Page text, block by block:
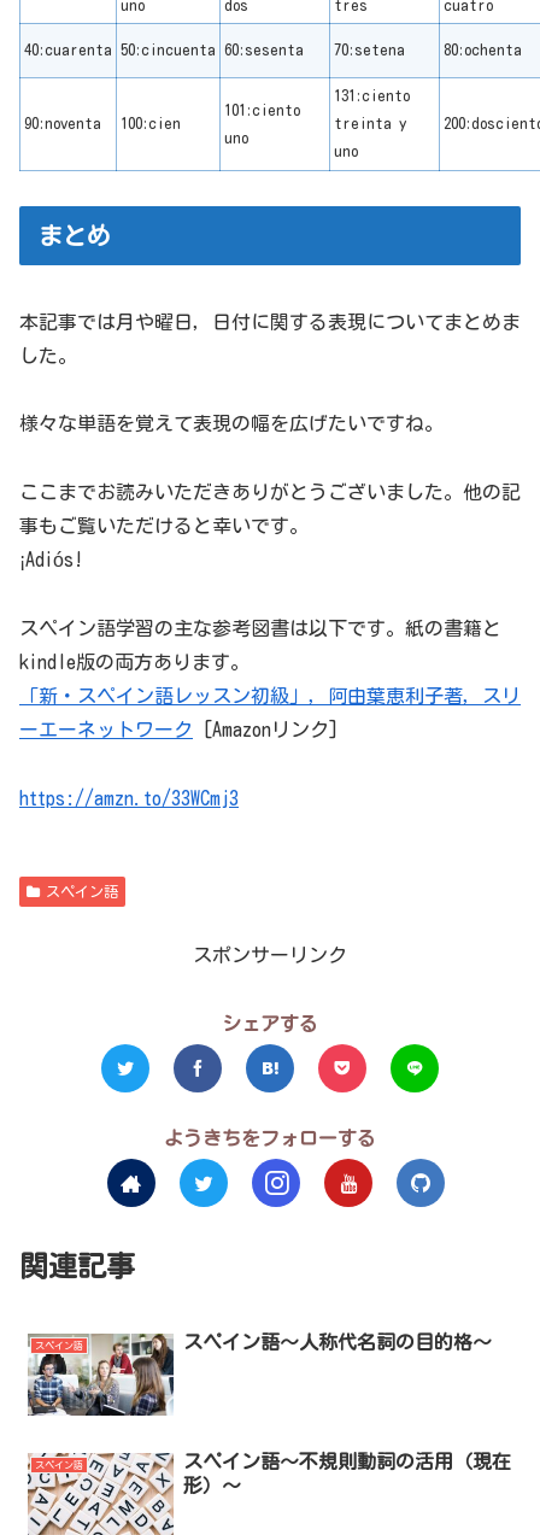
uno dos tres cuatro
40:cuarenta 50:cincuenta 60:sesenta 70:setena 80:ochenta
90:noventa 100:cien
101:ciento
uno
131:ciento
treinta y
uno
まとめ
本記事では月や曜日，日付に関する表現についてまとめま
した。
様々な単語を覚えて表現の幅を広げたいですね。
ここまでお読みいただきありがとうございました。他の記
事もご覧いただけると幸いです。
¡Adiós!
スペイン語学習の主な参考図書は以下です。紙の書籍と
kindle版の両方あります。
「新・スペイン語レッスン初級」，阿由葉恵利子著，スリ
ーエーネットワーク
[Amazonリンク]
https://amzn.to/33WCmj3
スペイン語
スポンサーリンク
シェアする
ようきちをフォローする
関連記事
スペイン語 スペイン語～人称代名詞の目的格～
スペイン語
スペイン語～不規則動詞の活用（現在
形）～